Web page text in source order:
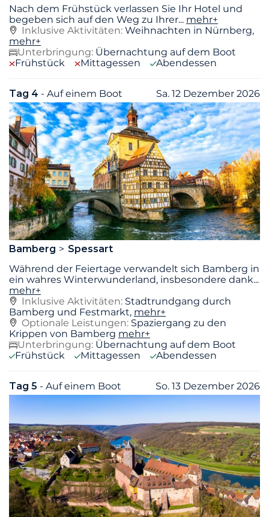
Nach dem Frühstück verlassen Sie Ihr Hotel und
begeben sich auf den Weg zu Ihrer... mehr+
Inklusive Aktivitäten: Weihnachten in Nürnberg,
mehr+
Unterbringung: Übernachtung auf dem Boot
Frühstück
Mittagessen Abendessen
Tag 4 - Auf einem Boot Sa. 12 Dezember 2026
Bamberg
Spessart
Während der Feiertage verwandelt sich Bamberg in
ein wahres Winterwunderland, insbesondere dank...
mehr+
Inklusive Aktivitäten: Stadtrundgang durch
Bamberg und Festmarkt, mehr+
Optionale Leistungen: Spaziergang zu den
Krippen von Bamberg mehr+
Unterbringung: Übernachtung auf dem Boot
Frühstück
Mittagessen Abendessen
Tag 5 - Auf einem Boot So. 13 Dezember 2026